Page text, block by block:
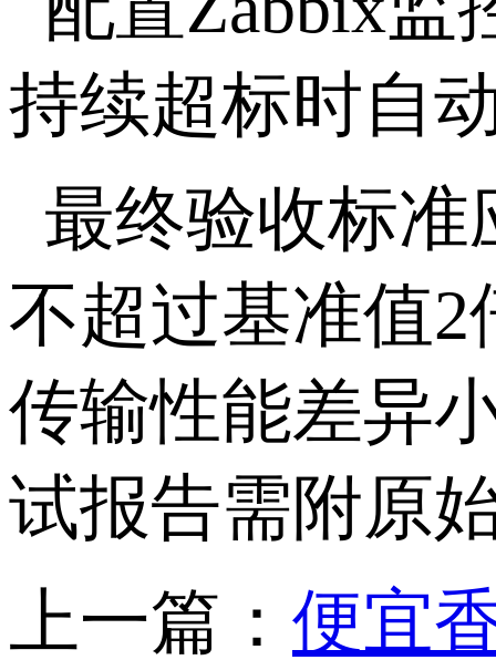
持续超标时自
最终验收标准
不超过基准值2
传输性能差异
试报告需附原
上一篇： 便宜